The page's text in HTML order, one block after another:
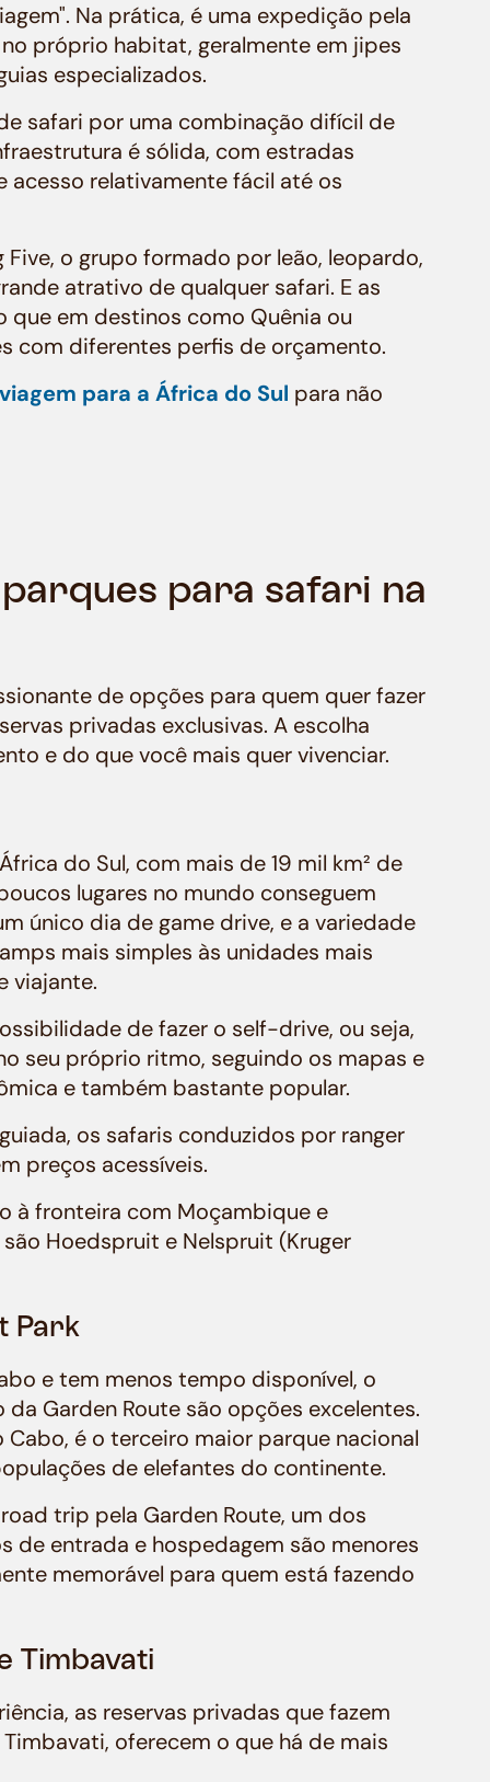
Na prática, é uma expedição pela
próprio habitat, geralmente em jipes
especializados.
safari por uma combinação difícil de
é sólida, com estradas
relativamente fácil até os
o grupo formado por leão, leopardo,
atrativo de qualquer safari. E as
em destinos como Quênia ou
com diferentes perfis de orçamento.
viagem para a África do Sul para não
para safari na
de opções para quem quer fazer
privadas exclusivas. A escolha
e do que você mais quer vivenciar.
do Sul, com mais de 19 mil km² de
lugares no mundo conseguem
único dia de game drive, e a variedade
mais simples às unidades mais
viajante.
de fazer o self-drive, ou seja,
seu próprio ritmo, seguindo os mapas e
e também bastante popular.
os safaris conduzidos por ranger
preços acessíveis.
à fronteira com Moçambique e
Hoedspruit e Nelspruit (Kruger
Park
e tem menos tempo disponível, o
Garden Route são opções excelentes.
é o terceiro maior parque nacional
de elefantes do continente.
trip pela Garden Route, um dos
de entrada e hospedagem são menores
memorável para quem está fazendo
Timbavati
as reservas privadas que fazem
oferecem o que há de mais